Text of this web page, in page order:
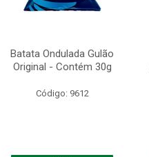
Batata Ondulada Gulão
Original - Contém 30g
Código: 9612